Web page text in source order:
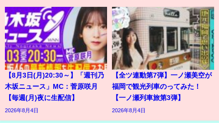
【8月3日(月)20:30～】「週刊乃
木坂ニュース」MC：菅原咲月
【毎週(月)夜に生配信】
2026年8月4日
【全ツ連動第7弾】一ノ瀬美空が
福岡で観光列車のってみた！
【一ノ瀬列車旅第3弾】
2026年8月4日